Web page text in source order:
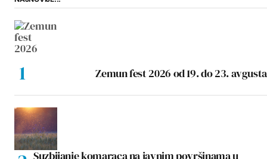
Zemun fest 2026 od 19. do 23. avgusta
Suzbijanje komaraca na javnim površinama u